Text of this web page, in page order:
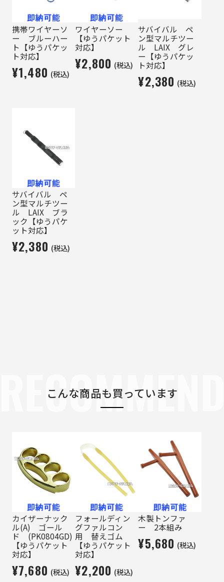
携帯ワイヤーソ
ー ブルーハー
ト【ゆうパケッ
ト対応】
¥1,480 (税込)
ワイヤーソー
【ゆうパケット
対応】
¥2,800 (税込)
サバイバル ペ
ン型マルチツー
ル LAIX グレ
ー【ゆうパケッ
ト対応】
¥2,380 (税込)
サバイバル ペ
ン型マルチツー
ル LAIX ブラ
ック【ゆうパケ
ット対応】
¥2,380 (税込)
こんな商品も買っています
カイザーナック
ル(A) ゴール
ド (PK0804GD)
【ゆうパケット
対応】
¥7,680 (税込)
フォールディン
グファルコン
用 替えゴム
【ゆうパケット
対応】
¥2,200 (税込)
木製トンファ
ー 2本組み
¥5,680 (税込)